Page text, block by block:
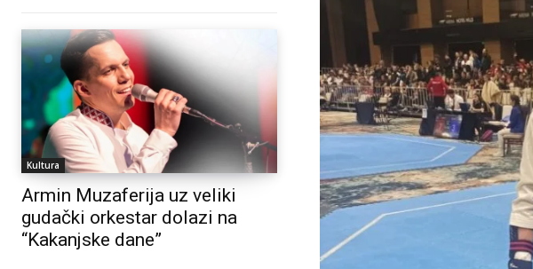
Kultura
Armin Muzaferija uz veliki
gudački orkestar dolazi na
“Kakanjske dane”